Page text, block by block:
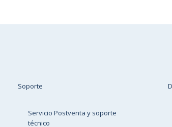
Soporte
Servicio Postventa y soporte
técnico